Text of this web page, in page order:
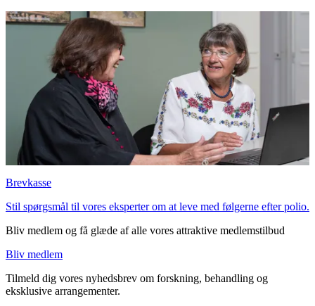
Brevkasse
Stil spørgsmål til vores eksperter om at leve med følgerne efter polio.
Bliv medlem og få glæde af alle vores attraktive medlemstilbud
Bliv medlem
Tilmeld dig vores nyhedsbrev om forskning, behandling og
eksklusive arrangementer.